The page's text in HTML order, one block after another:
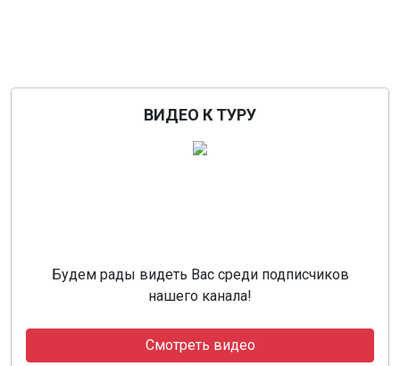
ВИДЕО К ТУРУ
Будем рады видеть Вас среди подписчиков
нашего канала!
Смотреть видео